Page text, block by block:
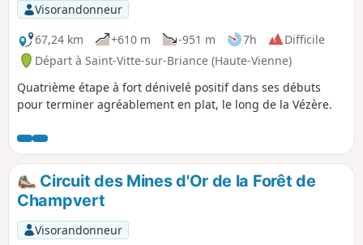
Visorandonneur
67,24 km
+610 m -951 m 7h
Difficile
Départ à Saint-Vitte-sur-Briance (Haute-Vienne)
Quatrième étape à fort dénivelé positif dans ses débuts
pour terminer agréablement en plat, le long de la Vézère.
Circuit des Mines d'Or de la Forêt de
Champvert
Visorandonneur